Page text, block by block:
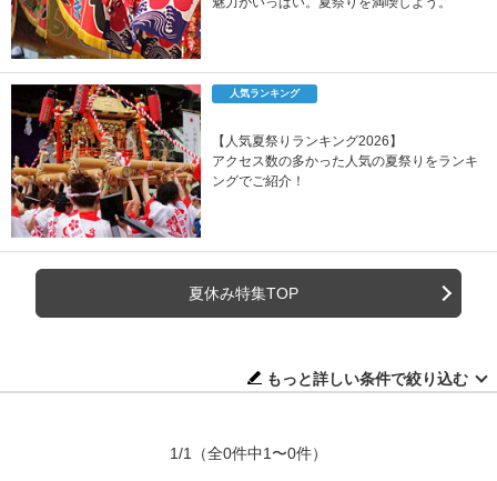
人気ランキング
【人気夏祭りランキング2026】
アクセス数の多かった人気の夏祭りをランキ
ングでご紹介！
夏休み特集TOP
もっと詳しい条件で絞り込む
1/1 （全0件中1〜0件）